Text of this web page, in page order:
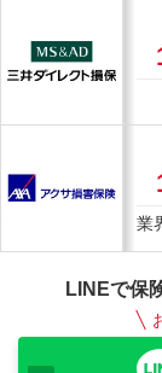
業
LINEで保